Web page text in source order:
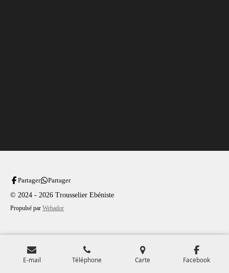
Partager
Partager
© 2024 - 2026 Trousselier Ebéniste
Propulsé par Webador
E-mail Téléphone Carte Facebook